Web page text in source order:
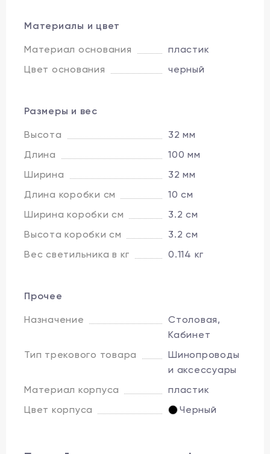
Материалы и цвет
Материал основания
пластик
Цвет основания
черный
Размеры и вес
Высота
32 мм
Длина
100 мм
Ширина
32 мм
Длина коробки см
10 см
Ширина коробки см
3.2 см
Высота коробки см
3.2 см
Вес светильника в кг
0.114 кг
Прочее
Назначение
Столовая,
Кабинет
Тип трекового товара
Шинопроводы
и аксессуары
Материал корпуса
пластик
Цвет корпуса
Черный